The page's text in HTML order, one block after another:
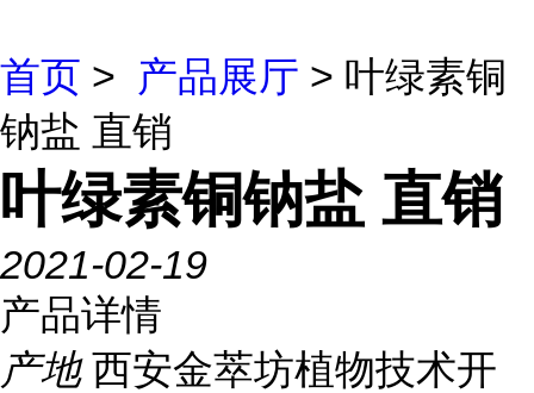
首页 > 产品展厅 > 叶绿素铜
钠盐 直销
叶绿素铜钠盐 直销
2021-02-19
产品详情
产地 西安金萃坊植物技术开